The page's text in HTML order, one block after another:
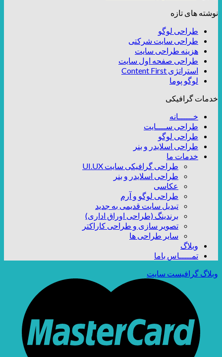
نوشته های تازه
طراحی لوگو
طراحی سایت شرکتی
هزینه طراحی سایت
طراحی صفحه اول سایت
استراتژی Content First
لوگو پوما
خدمات گرافیکی
خــــــانه
طراحی ســــایت
طراحی لوگو
طراحی اسلایدر و بنر
خدمات ما
طراحی گرافیکی سایت UI.UX
طراحی اسلایدر و بنر
عکاسی
طراحی لوگو و آرم
تبدیل سایت قدیمی به جدید
برندینگ (طراحی اوراق اداری)
تصویر سازی و طراحی کاراکتر
سایر طراحی ها
وبلاگ
تمـــــاس باما
وبلاگ گرافیست سایت